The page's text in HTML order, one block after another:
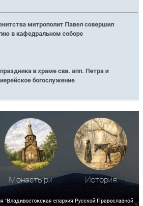
митрополит Павел совершил
в кафедральном соборе
в храме свв. апп. Петра и
богослужение
Монастыри История
"Владивостокская епархия Русской Православной